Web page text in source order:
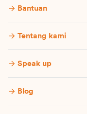
Bantuan
Tentang kami
Speak up
Blog